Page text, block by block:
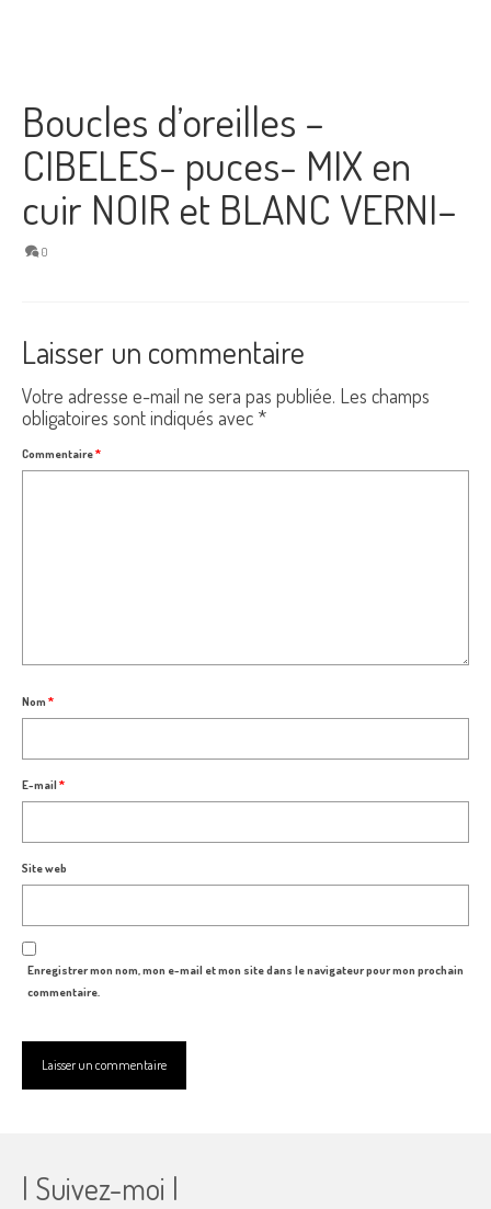
Boucles d’oreilles –
CIBELES- puces- MIX en
cuir NOIR et BLANC VERNI–
0
Laisser un commentaire
Votre adresse e-mail ne sera pas publiée. Les champs
obligatoires sont indiqués avec *
Commentaire*
Nom *
E-mail*
Site web
Enregistrer mon nom, mon e-mail et mon site dans le navigateur pour mon prochain
commentaire.
| Suivez-moi |